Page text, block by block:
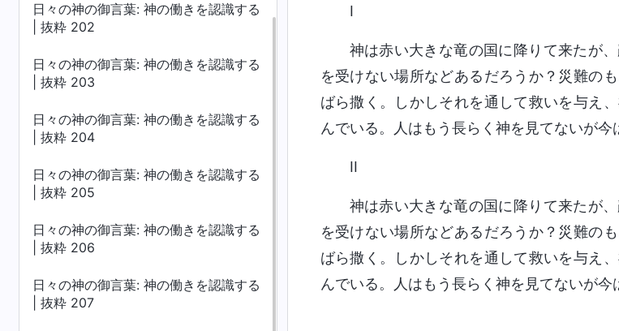
日々の神の御言葉: 神の働きを認識する
| 抜粋 202
日々の神の御言葉: 神の働きを認識する
| 抜粋 203
日々の神の御言葉: 神の働きを認識する
| 抜粋 204
日々の神の御言葉: 神の働きを認識する
| 抜粋 205
日々の神の御言葉: 神の働きを認識する
| 抜粋 206
日々の神の御言葉: 神の働きを認識する
| 抜粋 207
I
神は赤い大きな竜の国に降りて来たが
を受けない場所などあるだろうか？災難の
ばら撒く。しかしそれを通して救いを与え
んでいる。人はもう長らく神を見てないが今
II
神は赤い大きな竜の国に降りて来たが
を受けない場所などあるだろうか？災難の
ばら撒く。しかしそれを通して救いを与え
んでいる。人はもう長らく神を見てないが今